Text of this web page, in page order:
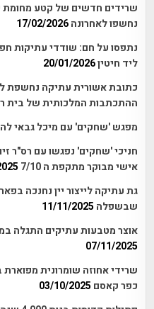
שרידים חדשים של קטע מחומת
נחשפו לאחרונה 17/02/2026
נתפסו על חם: שודדי עתיקות
ליד חיטין20/01/2026
כתובת אשורית עתיקה נחשפת
ההתכתבות המלכותית של בית
מפגש 'שחקים' עם מיכל גבאי
חניכי 'שחקים' נפגשו עם רס"ר
אישי מבוקר מתקפת ה 7/10
גת עתיקה לייצור יין נחנכה
שבשפלה 11/11/2025
אוצר מטבעות עתיקים התגלה
07/11/2025
כפר קאסם 03/10/2025